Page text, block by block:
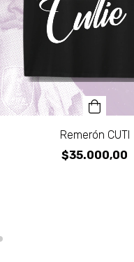
Remerón CUTI
$35.000,00